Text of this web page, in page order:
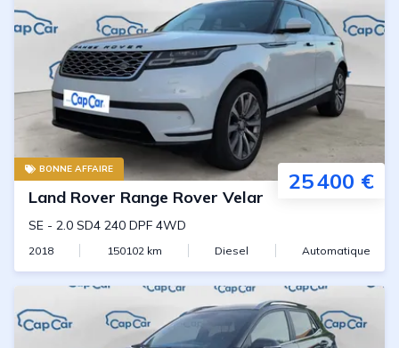
BONNE AFFAIRE 25 400 €
Land Rover Range Rover Velar
SE - 2.0 SD4 240 DPF 4WD
2018 150102km Diesel Automatique